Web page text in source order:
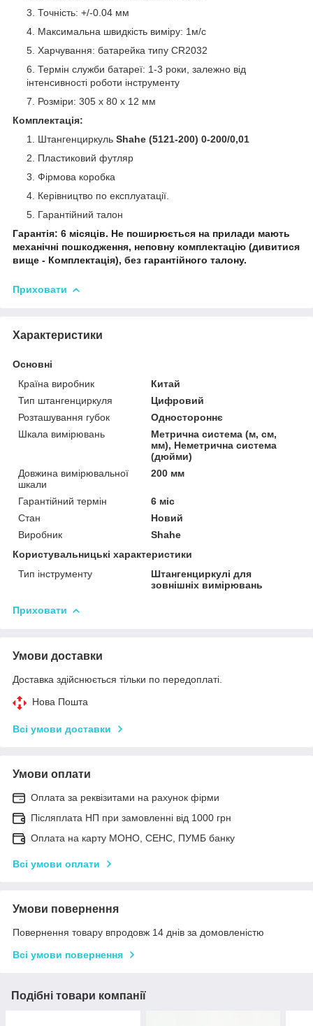
Точність: +/-0.04 мм
Максимальна швидкість виміру: 1м/с
Харчування: батарейка типу CR2032
Термін служби батареї: 1-3 роки, залежно від
інтенсивності роботи інструменту
Розміри: 305 х 80 х 12 мм
Комплектація:
Штангенциркуль Shahe (5121-200) 0-200/0,01
Пластиковий футляр
Фірмова коробка
Керівництво по експлуатації.
Гарантійний талон
Гарантія: 6 місяців. Не поширюється на прилади мають
механічні пошкодження, неповну комплектацію (дивитися
вище - Комплектація), без гарантійного талону.
Приховати
Характеристики
Основні
Країна виробник
Китай
Тип штангенциркуля
Цифровий
Розташування губок
Одностороннє
Шкала вимірювань
Метрична система (м, см,
мм), Неметрична система
(дюйми)
Довжина вимірювальної
шкали
200 мм
Гарантійний термін
6 міс
Стан
Новий
Виробник
Shahe
Користувальницькі характеристики
Тип інструменту
Штангенциркулі для
зовнішніх вимірювань
Приховати
Умови доставки
Доставка здійснюється тільки по передоплаті.
Нова Пошта
Всі умови доставки
Умови оплати
Оплата за реквізитами на рахунок фірми
Післяплата НП при замовленні від 1000 грн
Оплата на карту МОНО, СЕНС, ПУМБ банку
Всі умови оплати
Умови повернення
Повернення товару впродовж 14 днів за домовленістю
Всі умови повернення
Подібні товари компанії